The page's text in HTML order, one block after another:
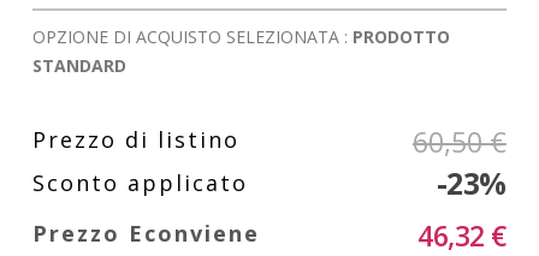
OPZIONE DI ACQUISTO SELEZIONATA : PRODOTTO
STANDARD
60,50 €
-23%
46,32 €